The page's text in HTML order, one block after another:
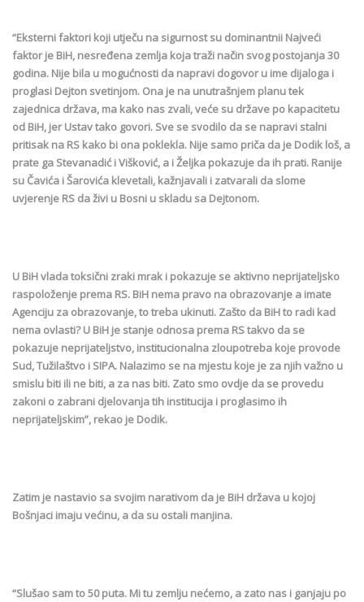
“Eksterni faktori koji utječu na sigurnost su dominantnii Najveći
faktor je BiH, nesređena zemlja koja traži način svog postojanja 30
godina. Nije bila u mogućnosti da napravi dogovor u ime dijaloga i
proglasi Dejton svetinjom. Ona je na unutrašnjem planu tek
zajednica država, ma kako nas zvali, veće su države po kapacitetu
od BiH, jer Ustav tako govori. Sve se svodilo da se napravi stalni
pritisak na RS kako bi ona poklekla. Nije samo priča da je Dodik loš, a
prate ga Stevanadić i Višković, a i Željka pokazuje da ih prati. Ranije
su Čavića i Šarovića klevetali, kažnjavali i zatvarali da slome
uvjerenje RS da živi u Bosni u skladu sa Dejtonom.
U BiH vlada toksični zraki mrak i pokazuje se aktivno neprijateljsko
raspoloženje prema RS. BiH nema pravo na obrazovanje a imate
Agenciju za obrazovanje, to treba ukinuti. Zašto da BiH to radi kad
nema ovlasti? U BiH je stanje odnosa prema RS takvo da se
pokazuje neprijateljstvo, institucionalna zloupotreba koje provode
Sud, Tužilaštvo i SIPA. Nalazimo se na mjestu koje je za njih važno u
smislu biti ili ne biti, a za nas biti. Zato smo ovdje da se provedu
zakoni o zabrani djelovanja tih institucija i proglasimo ih
neprijateljskim”, rekao je Dodik.
Zatim je nastavio sa svojim narativom da je BiH država u kojoj
Bošnjaci imaju većinu, a da su ostali manjina.
“Slušao sam to 50 puta. Mi tu zemlju nećemo, a zato nas i ganjaju po